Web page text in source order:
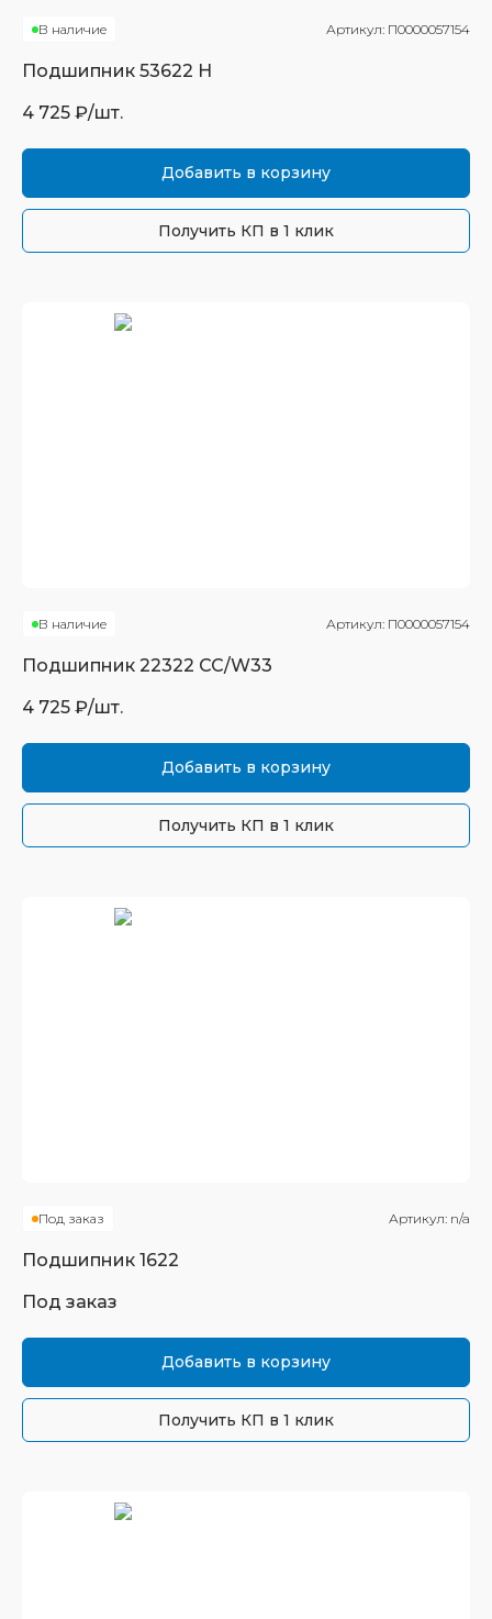
В наличие Артикул: П0000057154
Подшипник 53622 Н
4 725 ₽/шт.
Добавить в корзину
Получить КП в 1 клик
В наличие Артикул: П0000057154
Подшипник 22322 CC/W33
4 725 ₽/шт.
Добавить в корзину
Получить КП в 1 клик
Под заказ Артикул: n/a
Подшипник 1622
Под заказ
Добавить в корзину
Получить КП в 1 клик